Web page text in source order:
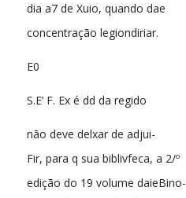
dia a7 de Xuio, quando dae
concentração legiondiriar.
E0
S.E’ F. Ex é dd da regido
não deve delxar de adjui-
Fir, para q sua biblivfeca, a 2/º
edição do 19 volume daieBino-